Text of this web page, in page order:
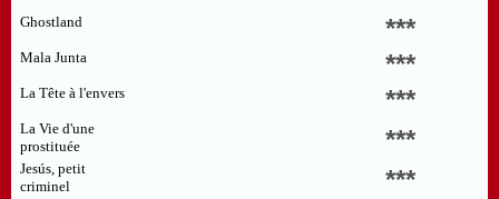
Ghostland ***
Mala Junta ***
La Tête à l'envers ***
La Vie d'une
prostituée
***
Jesús, petit
criminel
***